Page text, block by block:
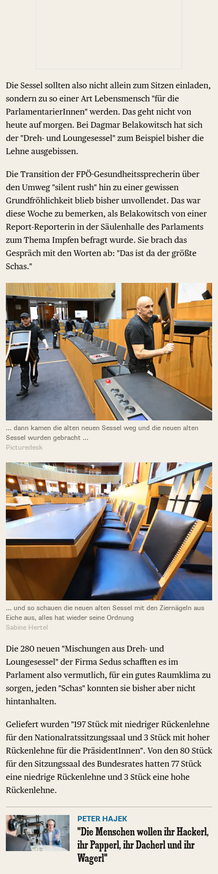
Die Sessel sollten also nicht allein zum Sitzen einladen,
sondern zu so einer Art Lebensmensch "für die
ParlamentarierInnen" werden. Das geht nicht von
heute auf morgen. Bei Dagmar Belakowitsch hat sich
der "Dreh- und Loungesessel" zum Beispiel bisher die
Lehne ausgebissen.
Die Transition der FPÖ-Gesundheitssprecherin über
den Umweg "silent rush" hin zu einer gewissen
Grundfröhlichkeit blieb bisher unvollendet. Das war
diese Woche zu bemerken, als Belakowitsch von einer
Report-Reporterin in der Säulenhalle des Parlaments
zum Thema Impfen befragt wurde. Sie brach das
Gespräch mit den Worten ab: "Das ist da der größte
Schas."
... dann kamen die alten neuen Sessel weg und die neuen alten
Sessel wurden gebracht ...
Picturedesk
... und so schauen die neuen alten Sessel mit den Ziernägeln aus
Eiche aus, alles hat wieder seine Ordnung
Sabine Hertel
Die 280 neuen "Mischungen aus Dreh- und
Loungesessel" der Firma Sedus schafften es im
Parlament also vermutlich, für ein gutes Raumklima zu
sorgen, jeden "Schas" konnten sie bisher aber nicht
hintanhalten.
Geliefert wurden "197 Stück mit niedriger Rückenlehne
für den Nationalratssitzungssaal und 3 Stück mit hoher
Rückenlehne für die PräsidentInnen". Von den 80 Stück
für den Sitzungssaal des Bundesrates hatten 77 Stück
eine niedrige Rückenlehne und 3 Stück eine hohe
Rückenlehne.
PETER HAJEK
"Die Menschen wollen ihr Hackerl,
ihr Papperl, ihr Dacherl und ihr
Wagerl"